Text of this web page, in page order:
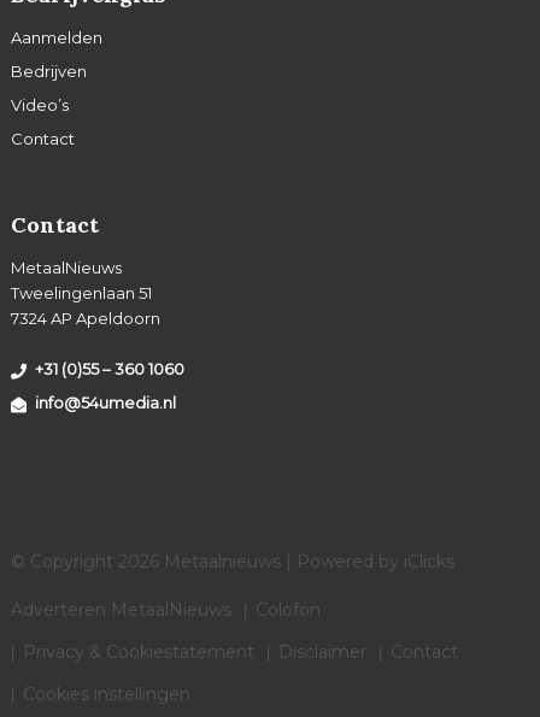
Aanmelden
Bedrijven
Video’s
Contact
Contact
MetaalNieuws
Tweelingenlaan 51
7324 AP Apeldoorn
+31 (0)55 – 360 1060
info@54umedia.nl
© Copyright 2026 Metaalnieuws | Powered by iClicks
Adverteren MetaalNieuws
Colofon
Privacy & Cookiestatement
Disclaimer
Contact
Cookies instellingen